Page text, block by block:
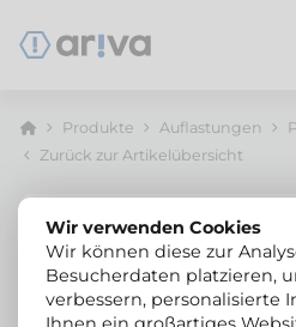
Produkte Auflastungen
Zurück zur Artikelübersicht
Wir verwenden Cookies
Wir können diese zur
Besucherdaten platzieren,
verbessern, personalisierte